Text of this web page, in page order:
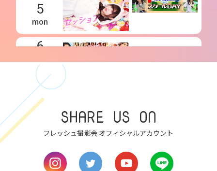
5
mon
6
7
wed
fri
SHARE US ON
フレッシュ撮影会 オフィシャルアカウント